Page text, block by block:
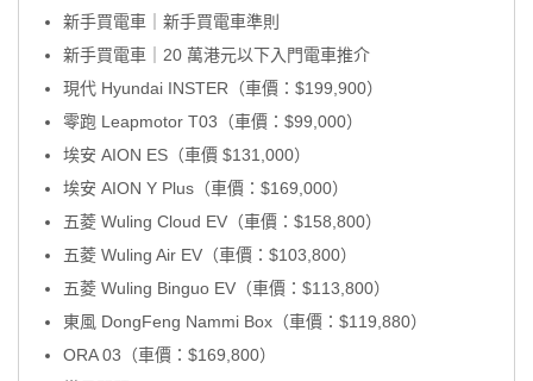
新手買電車｜新手買電車準則
新手買電車｜20 萬港元以下入門電車推介
現代 Hyundai INSTER（車價：$199,900）
零跑 Leapmotor T03（車價：$99,000）
埃安 AION ES（車價 $131,000）
埃安 AION Y Plus（車價：$169,000）
五菱 Wuling Cloud EV（車價：$158,800）
五菱 Wuling Air EV（車價：$103,800）
五菱 Wuling Binguo EV（車價：$113,800）
東風 DongFeng Nammi Box（車價：$119,880）
ORA 03（車價：$169,800）